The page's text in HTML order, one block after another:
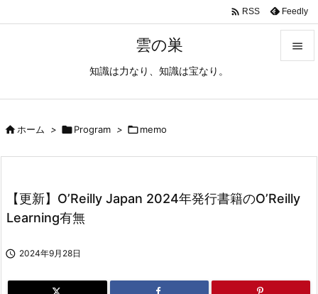
雲の巣
知識は力なり、知識は宝なり。

次へ
 RSS Feedly
ホーム > Program > memo
【更新】O’Reilly Japan 2024年発行書籍のO’Reilly
Learning有無
 2024年9月28日